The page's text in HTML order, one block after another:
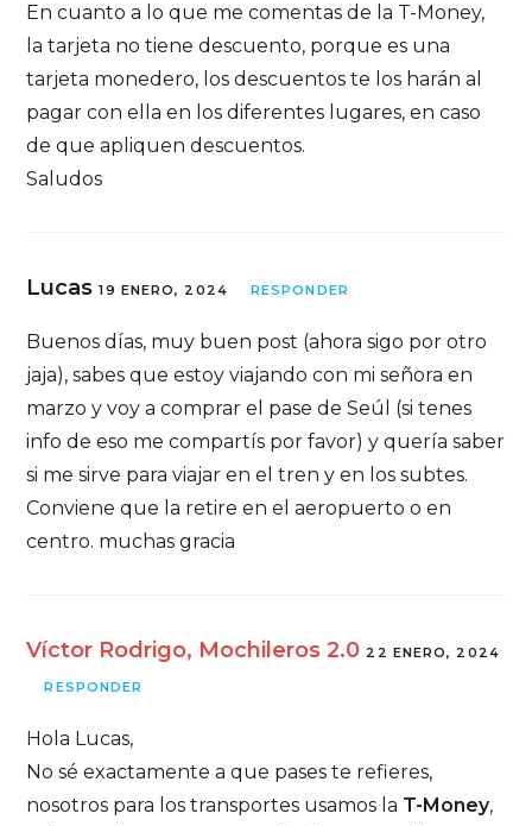
En cuanto a lo que me comentas de la T-Money,
la tarjeta no tiene descuento, porque es una
tarjeta monedero, los descuentos te los harán al
pagar con ella en los diferentes lugares, en caso
de que apliquen descuentos.
Saludos
Lucas19 ENERO, 2024 RESPONDER
Buenos días, muy buen post (ahora sigo por otro
jaja), sabes que estoy viajando con mi señora en
marzo y voy a comprar el pase de Seúl (si tenes
info de eso me compartís por favor) y quería saber
si me sirve para viajar en el tren y en los subtes.
Conviene que la retire en el aeropuerto o en
centro. muchas gracia
Víctor Rodrigo, Mochileros 2.0 22 ENERO, 2024
RESPONDER
Hola Lucas,
No sé exactamente a que pases te refieres,
nosotros para los transportes usamos la T-Money,